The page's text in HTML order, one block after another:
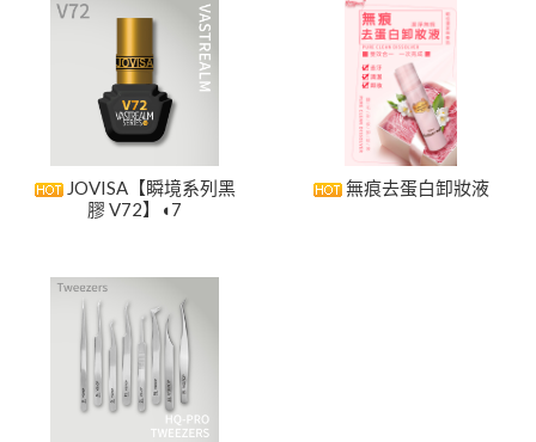
JOVISA【瞬境系列黑
膠 V72】◖7
無痕去蛋白卸妝液